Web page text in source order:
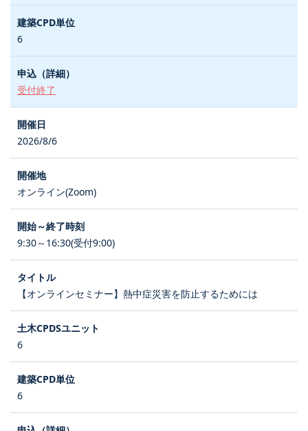
6
受付終了
2026/8/6
オンライン(Zoom)
9:30～16:30(受付9:00)
【オンラインセミナー】熱中症災害を防止するためには
6
6